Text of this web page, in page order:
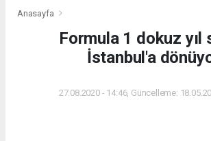
Anasayfa
Formula 1 dokuz yıl
İstanbul'a
27.08.2020 - 14:46, Güncelleme: